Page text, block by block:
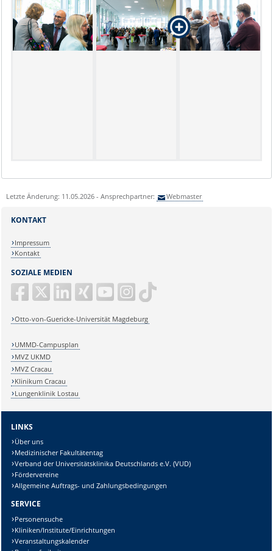
Letzte Änderung: 11.05.2026 - Ansprechpartner: Webmaster
SOZIALE MEDIEN
Otto-von-Guericke-Universität Magdeburg
KONTAKT
Impressum
Kontakt
UMMD-Campusplan
MVZ UKMD
MVZ Cracau
Klinikum Cracau
Lungenklinik Lostau
LINKS
Über uns
Medizinischer Fakultätentag
Verband der Universitätsklinika Deutschlands e.V. (VUD)
Fördervereine
Allgemeine Auftrags- und Zahlungsbedingungen
SERVICE
Personensuche
Kliniken/Institute/Einrichtungen
Veranstaltungskalender